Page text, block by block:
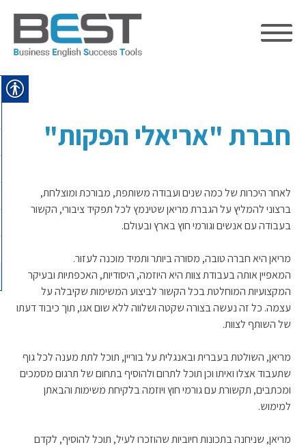
content
חברת "אריאלי הפקות"
לאחר היכרות של כמה שנים ועבודה משותפת, מבורכת ומוצלחת,
ברצוני להמליץ על הגברת מריאן שטינמץ לכל תפקיד ציבורי, הקשור
בעבודה עם אנשים וגורמי חוץ בארץ ובעולם.
מריאן היא חברה טובה, מסורה ביותר ותמיד מוכנה לעזור.
המאפיין אותה בעבודת צוות היא היוזמה, היסודיות, האכפתיות ובעיקר
המקצועיות המוחלטת בכל הקשור לביצוע המשימות שקיבלה על
עצמה. כל זה נעשה בצורה שקטה ושלווה ללא שום אגו, תוך כיבוד דעתו
של השותף לצוות.
מריאן, השולטת בעברית ובאנגלית על בוריין, תוכל לתת מענה לכל גוף
שתעבוד אצלו ואיתו וכן תוכל לתרום ולהוסיף בתחום של תרגום מסמכים
ומכתבים, תקשורת עם גורמי חוץ ויוזמה בלקיחת משימות והבאתן
למימוש.
מריאן, שניחנה בתכונות חיוביות שהוזכרו לעיל, תוכל להוסיף, לקדם